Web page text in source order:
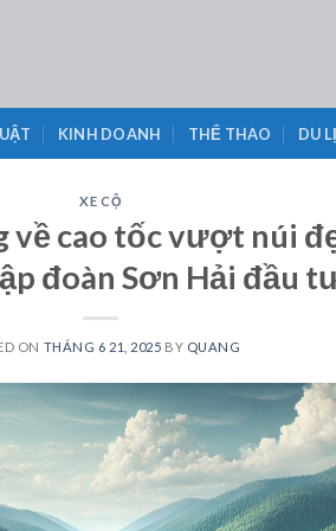
KINH DOANH THỂ THAO DU
XE CỘ
về cao tốc vượt núi
đoàn Sơn Hải đầu
ON THÁNG 6 21, 2025 BY QUANG